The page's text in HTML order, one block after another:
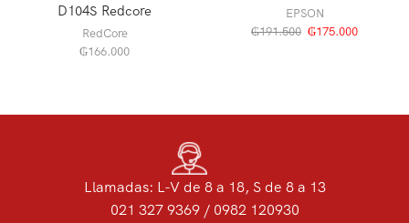
D104S Redcore
RedCore
₲166.000
EPSON
₲191.500 ₲175.000
Llamadas: L-V de 8 a 18, S de 8 a 13
021 327 9369 / 0982 120930